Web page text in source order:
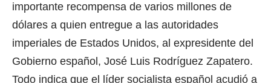
importante recompensa de varios millones de
dólares a quien entregue a las autoridades
imperiales de Estados Unidos, al expresidente del
Gobierno español, José Luis Rodríguez Zapatero.
Todo indica que el líder socialista español acudió a